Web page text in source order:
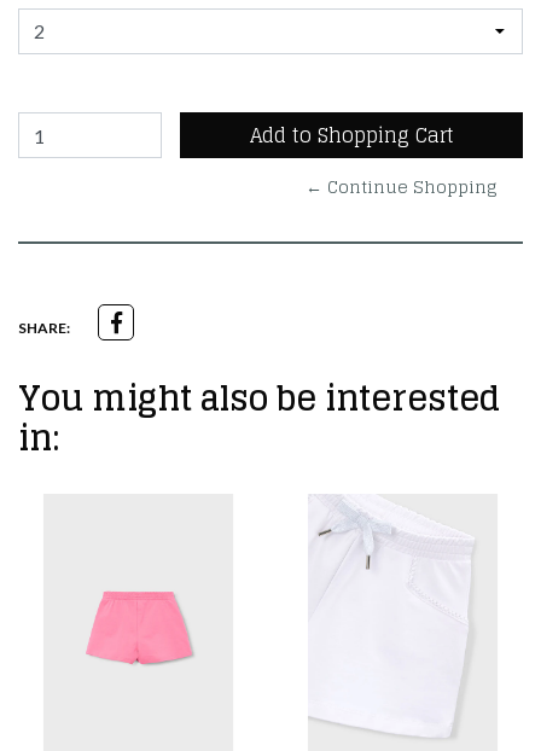
← Continue Shopping
SHARE:
You might also be interested
in: